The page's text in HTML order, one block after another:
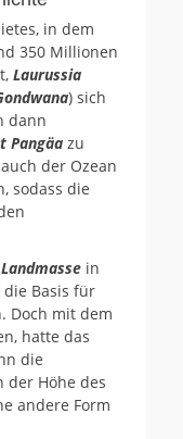
in dem
350 Millionen
Laurussia
) sich
dann
Pangäa zu
der Ozean
sodass die
in
die Basis für
Doch mit dem
hatte das
die
der Höhe des
andere Form